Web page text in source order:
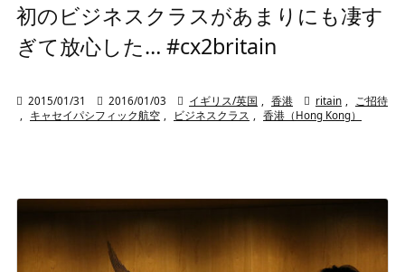
初のビジネスクラスがあまりにも凄す
ぎて放心した… #cx2britain
 2015/01/31  2016/01/03  イギリス/英国 , 香港  ritain , ご招待
, キャセイパシフィック航空 , ビジネスクラス , 香港（Hong Kong）